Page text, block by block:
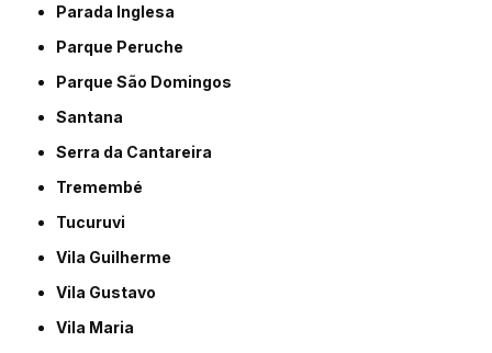
Parada Inglesa
Parque Peruche
Parque São Domingos
Santana
Serra da Cantareira
Tremembé
Tucuruvi
Vila Guilherme
Vila Gustavo
Vila Maria